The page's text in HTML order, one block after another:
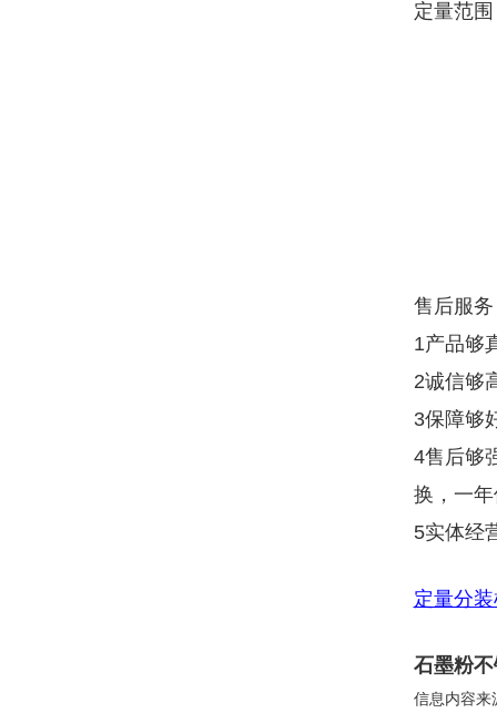
定量范
售后服
1产品够
2诚信够
3保障够
4售后够
换，一
5实体经
定量分
石墨粉
信息内容来